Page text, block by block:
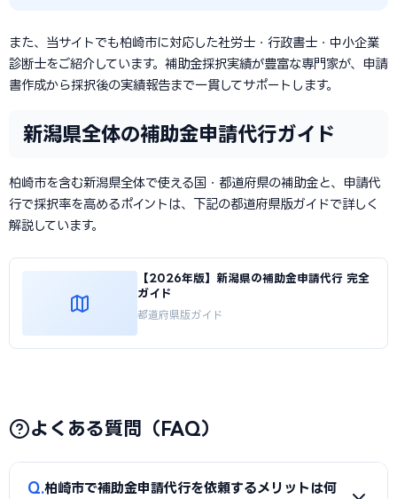
また、当サイトでも柏崎市に対応した社労士・行政書士・中小企業
診断士をご紹介しています。補助金採択実績が豊富な専門家が、申請
書作成から採択後の実績報告まで一貫してサポートします。
新潟県全体の補助金申請代行ガイド
柏崎市を含む新潟県全体で使える国・都道府県の補助金と、申請代
行で採択率を高めるポイントは、下記の都道府県版ガイドで詳しく
解説しています。
【2026年版】新潟県の補助金申請代行 完全
ガイド
都道府県版ガイド
よくある質問（FAQ）
Q 柏崎市で補助金申請代行を依頼するメリットは何